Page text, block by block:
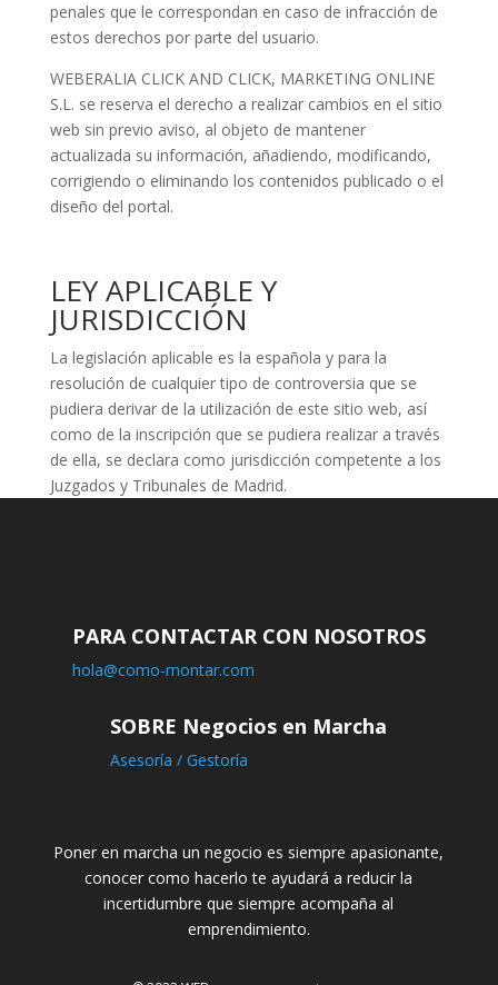
penales que le correspondan en caso de infracción de
estos derechos por parte del usuario.
WEBERALIA CLICK AND CLICK, MARKETING ONLINE
S.L. se reserva el derecho a realizar cambios en el sitio
web sin previo aviso, al objeto de mantener
actualizada su información, añadiendo, modificando,
corrigiendo o eliminando los contenidos publicado o el
diseño del portal.
LEY APLICABLE Y
JURISDICCIÓN
La legislación aplicable es la española y para la
resolución de cualquier tipo de controversia que se
pudiera derivar de la utilización de este sitio web, así
como de la inscripción que se pudiera realizar a través
de ella, se declara como jurisdicción competente a los
Juzgados y Tribunales de Madrid.
PARA CONTACTAR CON NOSOTROS
hola@como-montar.com
SOBRE Negocios en Marcha
Asesoría / Gestoría
Poner en marcha un negocio es siempre apasionante,
conocer como hacerlo te ayudará a reducir la
incertidumbre que siempre acompaña al
emprendimiento.